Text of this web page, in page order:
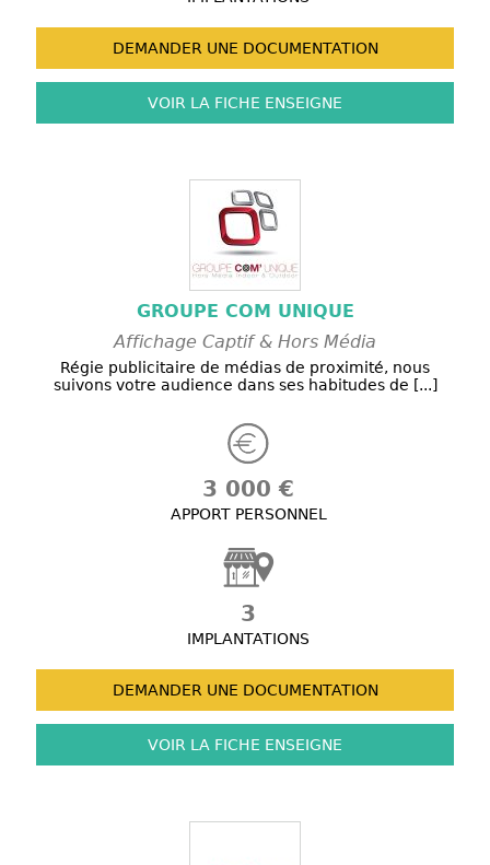
DEMANDER UNE DOCUMENTATION
VOIR LA FICHE ENSEIGNE
GROUPE COM UNIQUE
Affichage Captif & Hors Média
Régie publicitaire de médias de proximité, nous
suivons votre audience dans ses habitudes de [...]
3 000 €
APPORT PERSONNEL
3
IMPLANTATIONS
DEMANDER UNE DOCUMENTATION
VOIR LA FICHE ENSEIGNE